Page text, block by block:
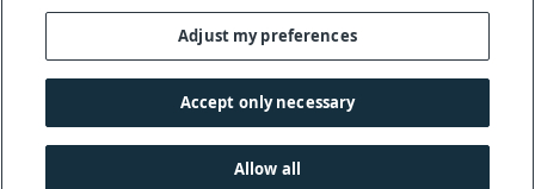
© 2001-2026 Renishaw plc. Vse pravice pridržane.
Stik z nami|Pravne zadeve in skladnost poslovanja|
Dostopnost
Spolno občutljiva raba
Adjust my preferences
Accept only necessary
Allow all